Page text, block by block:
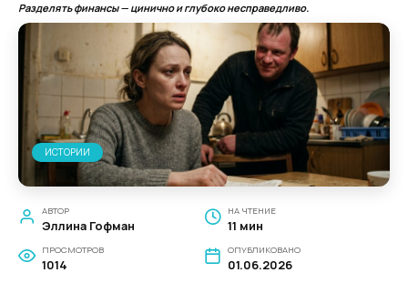
Разделять финансы — цинично и глубоко несправедливо.
ИСТОРИИ
АВТОР
Эллина Гофман
НА ЧТЕНИЕ
11 мин
ПРОСМОТРОВ
1014
ОПУБЛИКОВАНО
01.06.2026